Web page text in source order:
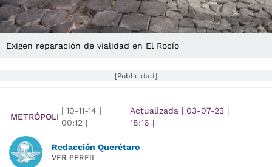
Exigen reparación de vialidad en El Rocío
[Publicidad]
METRÓPOLI
| 10-11-14 |
00:12 |
Actualizada | 03-07-23 |
18:16 |
Redacción Querétaro
VER PERFIL